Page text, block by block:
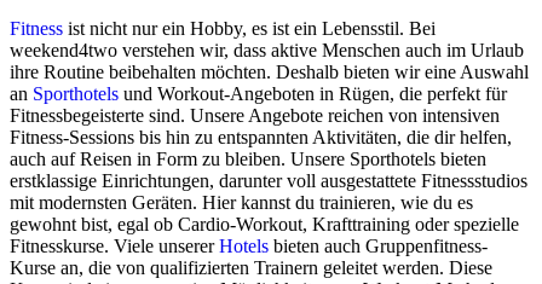
Fitness ist nicht nur ein Hobby, es ist ein Lebensstil. Bei
weekend4two verstehen wir, dass aktive Menschen auch im Urlaub
ihre Routine beibehalten möchten. Deshalb bieten wir eine Auswahl
an Sporthotels und Workout-Angeboten in Rügen, die perfekt für
Fitnessbegeisterte sind. Unsere Angebote reichen von intensiven
Fitness-Sessions bis hin zu entspannten Aktivitäten, die dir helfen,
auch auf Reisen in Form zu bleiben. Unsere Sporthotels bieten
erstklassige Einrichtungen, darunter voll ausgestattete Fitnessstudios
mit modernsten Geräten. Hier kannst du trainieren, wie du es
gewohnt bist, egal ob Cardio-Workout, Krafttraining oder spezielle
Fitnesskurse. Viele unsererHotels bieten auch Gruppenfitness-
Kurse an, die von qualifizierten Trainern geleitet werden. Diese